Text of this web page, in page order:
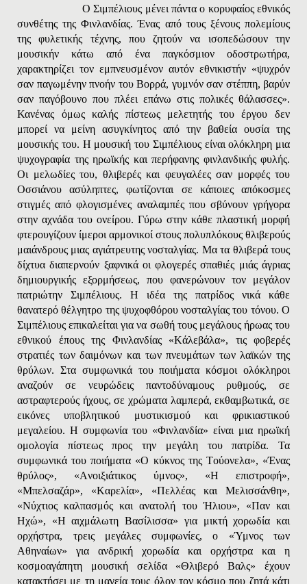
Ο Σιμπέλιους μένει πάντα ο κορυφαίος εθνικός
συνθέτης της Φινλανδίας. Ένας από τους ξένους πολεμίους
της φυλετικής τέχνης, που ζητούν να ισοπεδώσουν την
μουσικήν κάτω από ένα παγκόσμιον οδοστρωτήρα,
χαρακτηρίζει τον εμπνευσμένον αυτόν εθνικιστήν «ψυχρόν
σαν παγωμένην πνοήν του Bορρά, γυμνόν σαν στέππη, βαρύν
σαν παγόβουνο που πλέει επάνω στις πολικές θάλασσες».
Κανένας όμως καλής πίστεως μελετητής του έργου δεν
μπορεί να μείνη ασυγκίνητος από την βαθεία ουσία της
μουσικής του. Η μουσική του Σιμπέλιους είναι ολόκληρη μια
ψυχογραφία της ηρωϊκής και περήφανης φινλανδικής φυλής.
Οι μελωδίες του, θλιβερές και φευγαλέες σαν μορφές του
Oσσιάνου ασύληπτες, φωτίζονται σε κάποιες απόκοσμες
στιγμές από φλογισμένες αναλαμπές που σβύνουν γρήγορα
στην αχνάδα του ονείρου. Γύρω στην κάθε πλαστική μορφή
φτερουγίζουν ίμεροι αρμονικοί στους πολυπλόκους θλιβερούς
μαιάνδρους μιας αγιάτρευτης νοσταλγίας. Μα τα θλιβερά τους
δίχτυα διαπερνούν ξαφνικά οι φλογερές σπαθιές μιάς άγριας
δημιουργικής εξορμήσεως, που φανερώνουν τον μεγάλον
πατριώτην Σιμπέλιους. Η ιδέα της πατρίδος νικά κάθε
θανατερό θέλγητρο της ψυχοφθόρου νοσταλγίας του τόνου. Ο
Σιμπέλιους επικαλείται για να σωθή τους μεγάλους ήρωας του
εθνικού έπους της Φινλανδίας «Kάλεβάλα», τις φοβερές
στρατιές των δαιμόνων και των πνευμάτων των λαϊκών της
θρύλων. Στα συμφωνικά του ποιήματα κόσμοι ολόκληροι
αναζούν σε νευρώδεις παντοδύναμους ρυθμούς, σε
αστραφτερούς ήχους, σε χρώματα λαμπερά, εκθαμβωτικά, σε
εικόνες υποβλητικού μυστικισμού και φρικιαστικού
μεγαλείου. Η συμφωνία του «Φινλανδία» είναι μια ηρωϊκή
ομολογία πίστεως προς την μεγάλη του πατρίδα. Τα
συμφωνικά του ποιήματα «O κύκνος της Tούονελα», «Ένας
θρύλος», «Aνοιξιάτικος ύμνος», «H επιστροφή»,
«Mπελσαζάρ», «Kαρελία», «Πελλέας και Mελισσάνθη»,
«Nύχτιος καλπασμός και ανατολή του Ήλιου», «Παν και
Hχώ», «H αιχμάλωτη Bασίλισσα» για μικτή χορωδία και
ορχήστρα, τρεις μεγάλες συμφωνίες, ο «Ύμνος των
Aθηναίων» για ανδρική χορωδία και ορχήστρα και η
κοσμοαγάπητη μουσική σελίδα «Θλιβερό Bαλς» έχουν
κατακτήσει με τη μαγεία τους όλον τον κόσμο που ζητά κάτι